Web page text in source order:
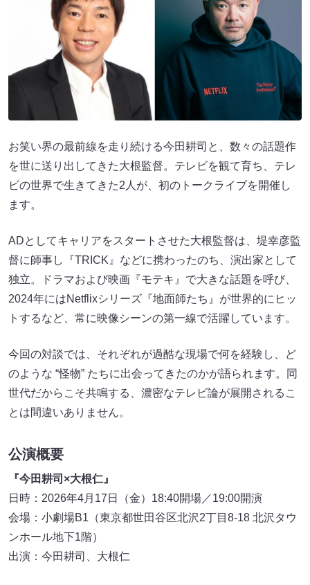
お笑い界の最前線を走り続ける今田耕司と、数々の話題作
を世に送り出してきた大根監督。テレビを観て育ち、テレ
ビの世界で生きてきた2人が、初のトークライブを開催し
ます。
ADとしてキャリアをスタートさせた大根監督は、堤幸彦監
督に師事し『TRICK』などに携わったのち、演出家として
独立。ドラマおよび映画『モテキ』で大きな話題を呼び、
2024年にはNetflixシリーズ『地面師たち』が世界的にヒッ
トするなど、常に映像シーンの第一線で活躍しています。
今回の対談では、それぞれが過酷な現場で何を経験し、ど
のような “怪物” たちに出会ってきたのかが語られます。同
世代だからこそ共鳴する、濃密なテレビ論が展開されるこ
とは間違いありません。
公演概要
『今田耕司×大根仁』
日時：2026年4月17日（金）18:40開場／19:00開演
会場：小劇場B1（東京都世田谷区北沢2丁目8-18 北沢タウ
ンホール地下1階）
出演：今田耕司、大根仁